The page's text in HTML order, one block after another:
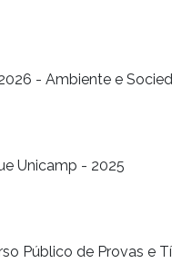
- Ambiente e
Unicamp - 2025
Público de Provas e